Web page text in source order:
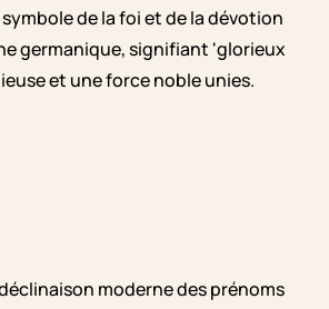
de la foi et de la dévotion
germanique, signifiant 'glorieux
et une force noble unies.
moderne des prénoms